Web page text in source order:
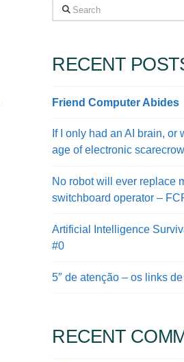
Search
RECENT
Friend Computer Abides
If I only had an AI brain, or
age of electronic
No robot will ever replace
switchboard operator –
Artificial Intelligence
#0
5″ de atenção – os links
RECENT